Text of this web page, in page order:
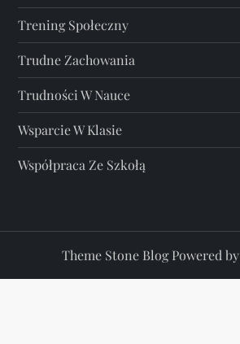
Trening Społeczny
Trudne Zachowania
Trudności W Nauce
Wsparcie W Klasie
Współpraca Ze Szkołą
Theme Stone Blog Powered by